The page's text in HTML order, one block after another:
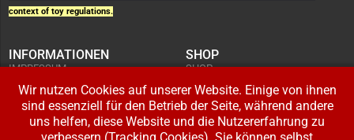
context of toy regulations.
INFORMATIONEN
IMPRESSUM
KUNDENINFORMATIONEN
WIDERRUFSRECHT
DATENSCHUTZERKLÄRUNG
ZAHLUNG UND VERSAND
SHOP
SHOP
BESTELLUNGEN
ADRESSE BEARBEITEN
Wir nutzen Cookies auf unserer Website. Einige von ihnen
sind essenziell für den Betrieb der Seite, während andere
uns helfen, diese Website und die Nutzererfahrung zu